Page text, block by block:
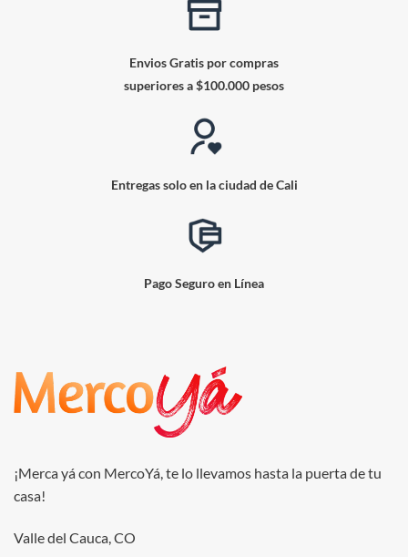
Envios Gratis por compras
superiores a $100.000 pesos
Entregas solo en la ciudad de Cali
Pago Seguro en Línea
¡Merca yá con MercoYá, te lo llevamos hasta la puerta de tu
casa!
Valle del Cauca, CO